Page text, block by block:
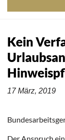
Kein
17 März, 2019
Der Anspruch